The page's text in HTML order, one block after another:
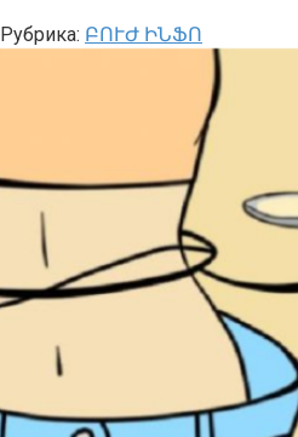
Рубрика: ԲՈՒԺ ԻՆՖՈ